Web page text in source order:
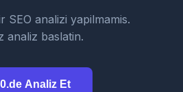
SEO analizi yapilmamis.
analiz baslatin.
Analiz Et